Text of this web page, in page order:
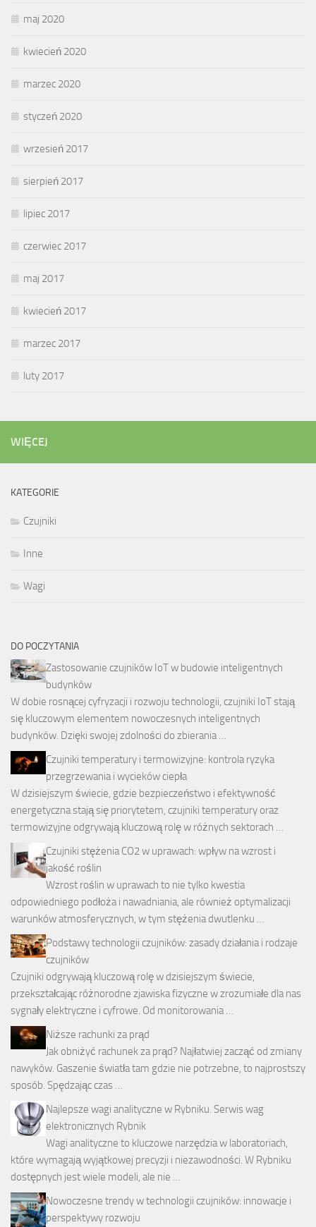
maj 2020
kwiecień 2020
marzec 2020
styczeń 2020
wrzesień 2017
sierpień 2017
lipiec 2017
czerwiec 2017
maj 2017
kwiecień 2017
marzec 2017
luty 2017
WIĘCEJ
KATEGORIE
Czujniki
Inne
Wagi
DO POCZYTANIA
Zastosowanie czujników IoT w budowie inteligentnych
budynków
W dobie rosnącej cyfryzacji i rozwoju technologii, czujniki IoT stają
się kluczowym elementem nowoczesnych inteligentnych
budynków. Dzięki swojej zdolności do zbierania …
Czujniki temperatury i termowizyjne: kontrola ryzyka
przegrzewania i wycieków ciepła
W dzisiejszym świecie, gdzie bezpieczeństwo i efektywność
energetyczna stają się priorytetem, czujniki temperatury oraz
termowizyjne odgrywają kluczową rolę w różnych sektorach …
Czujniki stężenia CO2 w uprawach: wpływ na wzrost i
jakość roślin
Wzrost roślin w uprawach to nie tylko kwestia
odpowiedniego podłoża i nawadniania, ale również optymalizacji
warunków atmosferycznych, w tym stężenia dwutlenku …
Podstawy technologii czujników: zasady działania i rodzaje
czujników
Czujniki odgrywają kluczową rolę w dzisiejszym świecie,
przekształcając różnorodne zjawiska fizyczne w zrozumiałe dla nas
sygnały elektryczne i cyfrowe. Od monitorowania …
Niższe rachunki za prąd
Jak obniżyć rachunek za prąd? Najłatwiej zacząć od zmiany
nawyków. Gaszenie światła tam gdzie nie potrzebne, to najprostszy
sposób. Spędzając czas …
Najlepsze wagi analityczne w Rybniku. Serwis wag
elektronicznych Rybnik
Wagi analityczne to kluczowe narzędzia w laboratoriach,
które wymagają wyjątkowej precyzji i niezawodności. W Rybniku
dostępnych jest wiele modeli, ale nie …
Nowoczesne trendy w technologii czujników: innowacje i
perspektywy rozwoju